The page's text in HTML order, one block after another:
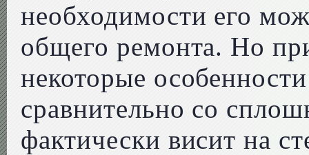
необходимости его
общего ремонта. Но
некоторые
сравнительно со
фактически висит на